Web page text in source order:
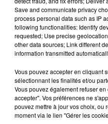
Save and communicate privacy
process personal data such as IP
following functionalities: Identify
requested; Use precise
other data sources; Link different
information transmitted
Vous pouvez accepter en cliquant
sélectionnant les finalités et/ou
Vous pouvez également refuser
accepter". Vos préférences ne
pouvez mettre à jour vos choix, ou
moment via le lien "Gérer les